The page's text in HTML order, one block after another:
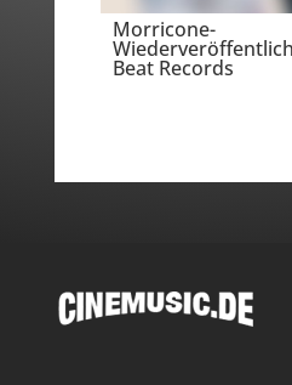
Morricone-
Beat Records